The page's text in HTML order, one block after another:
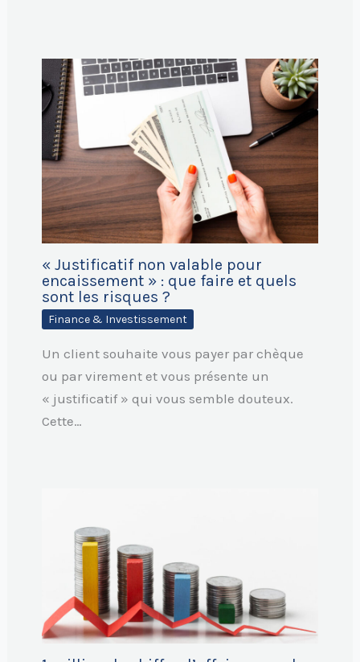
« Justificatif non valable pour
encaissement » : que faire et quels
sont les risques ?
Finance & Investissement
Un client souhaite vous payer par chèque
ou par virement et vous présente un
« justificatif » qui vous semble douteux.
Cette…